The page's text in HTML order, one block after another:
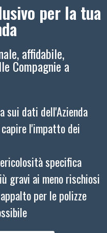
per la tua
affidabile,
Compagnie a
sui dati dell'Azienda
l'impatto dei
specifica
gravi ai meno rischiosi
per le polizze